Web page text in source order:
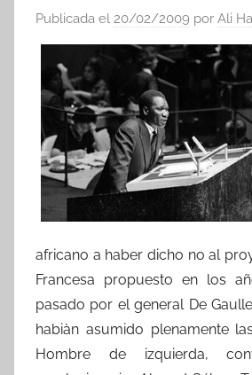
Publicada el 20/02/2009 por Ali
africano a haber dicho no al
Francesa propuesto en los
pasado por el general De
habiàn asumido plenamente
Hombre de izquierda,